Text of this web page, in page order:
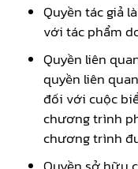
Quyền tác giả
với tác phẩm
Quyền liên
quyền liên
đối với cuộc
chương trình
chương trình